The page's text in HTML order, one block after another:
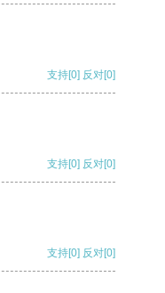
支持[0] 反对[0]
支持[0] 反对[0]
支持[0] 反对[0]